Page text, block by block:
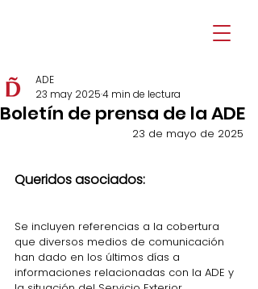
Boletín de prensa de la ADE
ADE
23 may 20254 min de lectura
23 de mayo de 2025
Queridos asociados:
Se incluyen referencias a la cobertura
que diversos medios de comunicación
han dado en los últimos días a
informaciones relacionadas con la ADE y